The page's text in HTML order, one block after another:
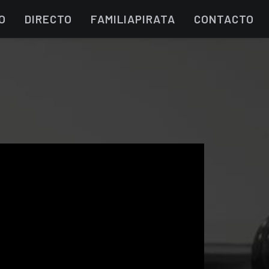
DIRECTO FAMILIAPIRATA CONTACTO